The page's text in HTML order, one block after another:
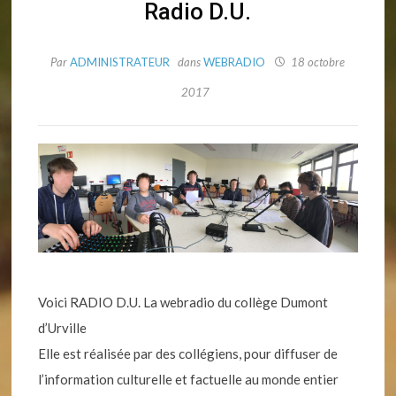
Radio D.U.
ParADMINISTRATEUR dansWEBRADIO 18 octobre
2017
Voici RADIO D.U. La webradio du collège Dumont
d’Urville
Elle est réalisée par des collégiens, pour diffuser de
l’information culturelle et factuelle au monde entier